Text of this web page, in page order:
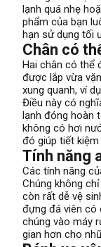
lạnh quá nhẹ
phẩm của bạn
hạn sử dụng tối
Chân có
Hai chân có thể
được lắp vừa
xung quanh, ví
Điều này có
lạnh đóng hoàn
không có hơi
đó giúp tiết
Tính năng
Các tính năng
Chúng không
còn rất dễ vệ
đựng đá viên có
chúng vào máy
gian hơn cho